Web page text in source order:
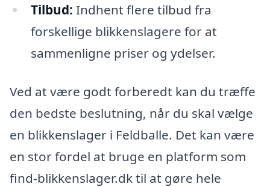
Tilbud: Indhent flere tilbud fra
forskellige blikkenslagere for at
sammenligne priser og ydelser.
Ved at være godt forberedt kan du træffe
den bedste beslutning, når du skal vælge
en blikkenslager i Feldballe. Det kan være
en stor fordel at bruge en platform som
find-blikkenslager.dk til at gøre hele